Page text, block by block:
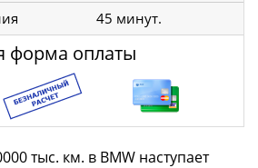
45 минут.
форма оплаты
тыс. км. в BMW наступает